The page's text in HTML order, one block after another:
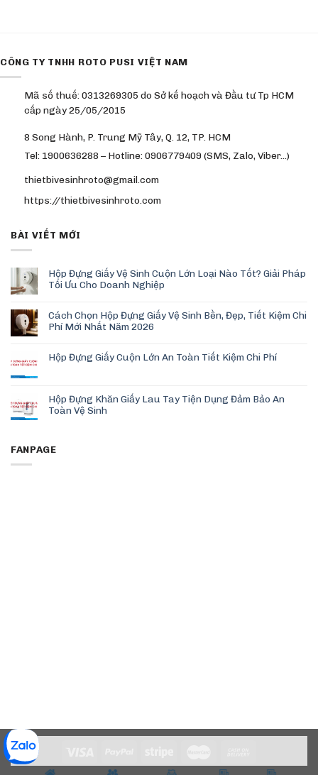
CÔNG TY TNHH ROTO PUSI VIỆT NAM
Mã số thuế: 0313269305 do Sở kế hoạch và Đầu tư Tp HCM
cấp ngày 25/05/2015
8 Song Hành, P. Trung Mỹ Tây, Q. 12, TP. HCM
Tel: 1900636288 – Hotline: 0906779409 (SMS, Zalo, Viber…)
thietbivesinhroto@gmail.com
https://thietbivesinhroto.com
BÀI VIẾT MỚI
Hộp Đựng Giấy Vệ Sinh Cuộn Lớn Loại Nào Tốt? Giải Pháp
Tối Ưu Cho Doanh Nghiệp
Cách Chọn Hộp Đựng Giấy Vệ Sinh Bền, Đẹp, Tiết Kiệm Chi
Phí Mới Nhất Năm 2026
Hộp Đựng Giấy Cuộn Lớn An Toàn Tiết Kiệm Chi Phí
Hộp Đựng Khăn Giấy Lau Tay Tiện Dụng Đảm Bảo An
Toàn Vệ Sinh
FANPAGE